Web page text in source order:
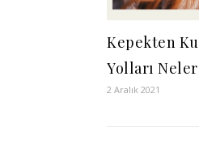
Kepekten
Yolları
2 Aralık 2021